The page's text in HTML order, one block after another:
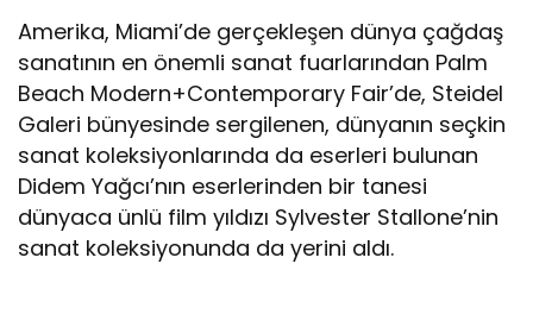
Amerika, Miami’de gerçekleşen dünya çağdaş
sanatının en önemli sanat fuarlarından Palm
Beach Modern+Contemporary Fair’de, Steidel
Galeri bünyesinde sergilenen, dünyanın seçkin
sanat koleksiyonlarında da eserleri bulunan
Didem Yağcı’nın eserlerinden bir tanesi
dünyaca ünlü film yıldızı Sylvester Stallone’nin
sanat koleksiyonunda da yerini aldı.